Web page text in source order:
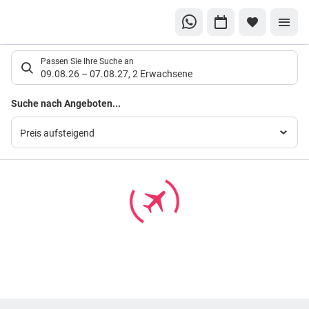
Suchlistenseite
Passen Sie Ihre Suche an
09.08.26 – 07.08.27, 2 Erwachsene
Suche nach Angeboten...
Preis aufsteigend